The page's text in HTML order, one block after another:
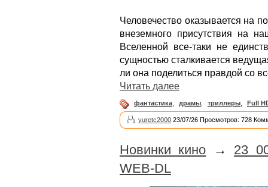
Человечество оказывается на
внеземного присутствия на
Вселенной все-таки не
сущностью сталкивается
ли она поделиться правдой со
Читать далее
фантастика, драмы, триллеры, Full
yuretc2000 23/07/26 Просмотров: 728
Новинки кино → 23
WEB-DL